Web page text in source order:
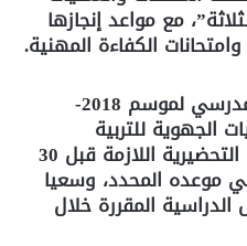
مع مواعد إنجازها
الكفاءة المهنية.
واختارت الوزارة، حسب بلاغ لها، “مدرسة المواطنة” شعارا للدخول المدرسي لموسم 2018-
اتخذت الأكاديميات الجهوية للتربية
والتكوين والمديريات الإقليمية والمؤسسات التعليمية جميع الإجراءات التحضيرية اللازمة قبل 30
في موعده المحدد، وسعيا
المقررة خلال